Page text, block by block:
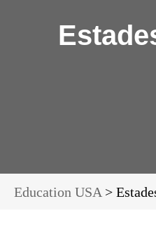
Education USA >